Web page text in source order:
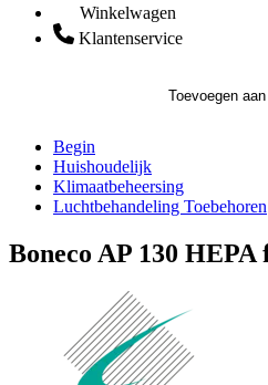
Winkelwagen
Klantenservice
Toevoegen
Begin
Huishoudelijk
Klimaatbeheersing
Luchtbehandeling Toebehoren
Boneco AP 130